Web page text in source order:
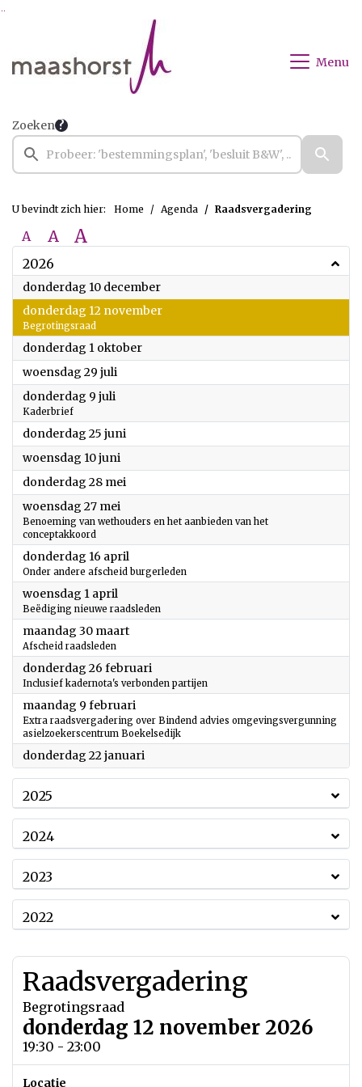
Ga naar de inhoud van deze pagina
Menu
Zoeken
U bevindt zich hier: Home Agenda Raadsvergadering
A A A
2026
donderdag 10 december2026
donderdag 12 november2026
Begrotingsraad
donderdag 1 oktober2026
woensdag 29 juli
donderdag 9 juli
Kaderbrief
donderdag 25 juni
woensdag 10 juni
donderdag 28 mei
woensdag 27 mei
Benoeming van wethouders en het aanbieden van het
conceptakkoord
donderdag 16 april
Onder andere afscheid burgerleden
woensdag 1 april
Beëdiging nieuwe raadsleden
maandag 30 maart2026
Afscheid raadsleden
donderdag 26 februari
Inclusief kadernota's verbonden partijen
maandag 9 februari
Extra raadsvergadering over Bindend advies omgevingsvergunning
asielzoekerscentrum Boekelsedijk
donderdag 22 januari
2025
2024
2023
2022
Raadsvergadering
Begrotingsraad
donderdag 12 november 2026
19:30 - 23:00
Locatie